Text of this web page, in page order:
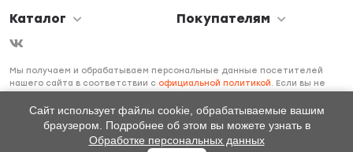
Каталог Покупателям
Мы получаем и обрабатываем персональные данные посетителей
нашего сайта в соответствии с официальной политикой. Если вы не
необходимо покинуть наш сайт.
Сайт использует файлы cookie, обрабатываемые вашим
браузером. Подробнее об этом вы можете узнать в
Обработке персональных данных